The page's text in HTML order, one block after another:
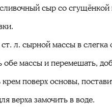
сыр со
л. сырной массы в
обе массы и перемешать,
поверх основы,
верха замочить в воде.